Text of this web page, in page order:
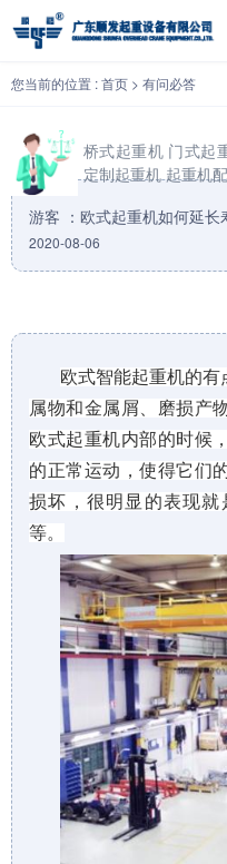
欧式起重机如何延长寿命？
您当前的位置 :首页 > 有问必答
桥式起重机 门式起
定制起重机 起重机
游客 ：欧式起重机如何延长
2020-08-06
欧式智能起重机的
属物和金属屑、磨损产
欧式起重机内部的时候
的正常运动，使得它们
损坏，很明显的表现
等。